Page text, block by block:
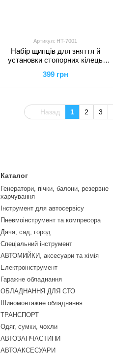
Артикул: HT-7001
Набiр щипців для зняття й
установки стопорних кілець
INTERTOOL
399 грн
Назад 1 2 3
Каталог
Генератори, пічки, балони, резервне
харчування
Інструмент для автосервісу
Пневмоінструмент та компресора
Дача, сад, город
Спеціальний інструмент
АВТОМИЙКИ, аксесуари та хімія
Електроінструмент
Гаражне обладнання
ОБЛАДНАННЯ ДЛЯ СТО
Шиномонтажне обладнання
ТРАНСПОРТ
Одяг, сумки, чохли
АВТОЗАПЧАСТИНИ
АВТОАКСЕСУАРИ